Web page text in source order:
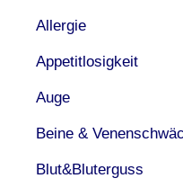
Allergie
Appetitlosigkeit
Auge
Beine &
Blut&Bluterguss